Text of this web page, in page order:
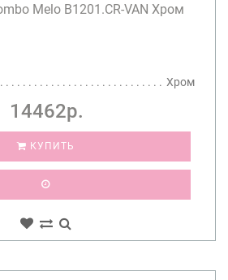
Melo B1201.CR-VAN Хром
Хром
14462р.
КУПИТЬ